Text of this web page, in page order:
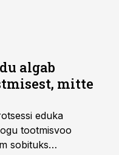
algab
mitte
eduka
tootmisvoo
sobituks